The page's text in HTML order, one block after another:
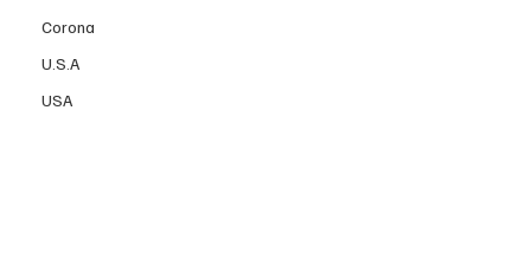
Corona
U.S.A
USA